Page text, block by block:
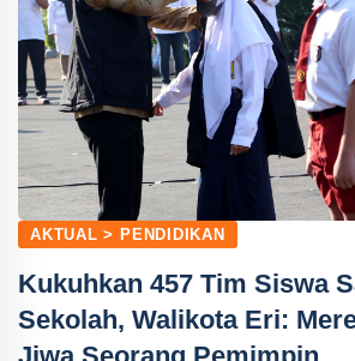
AKTUAL > PENDIDIKAN
Kukuhkan 457 Tim Siswa
Sekolah, Walikota Eri: